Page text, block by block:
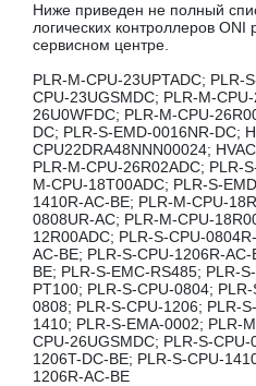
Ниже приведен не полный
логических контроллеров
сервисном центре.
PLR-M-CPU-23UPTADC; PLR-
CPU-23UGSMDC; PLR-M-
26U0WFDC; PLR-M-CPU-
DC; PLR-S-EMD-0016NR-DC;
CPU22DRA48NNN00024;
PLR-M-CPU-26R02ADC; PLR-
M-CPU-18T00ADC; PLR-S-
1410R-AC-BE; PLR-M-CPU-
0808UR-AC; PLR-M-CPU-
12R00ADC; PLR-S-CPU-
AC-BE; PLR-S-CPU-1206R-
BE; PLR-S-EMC-RS485; PLR-
PT100; PLR-S-CPU-0804;
0808; PLR-S-CPU-1206; PLR-
1410; PLR-S-EMA-0002; PLR-
CPU-26UGSMDC; PLR-S-
1206T-DC-BE; PLR-S-CPU-
1206R-AC-BE